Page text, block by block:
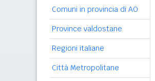
Comuni in provincia di AO
Province valdostane
Regioni italiane
Città Metropolitane